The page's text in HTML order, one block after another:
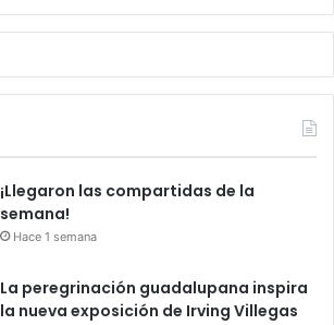
¡Llegaron las compartidas de la
semana!
Hace 1 semana
La peregrinación guadalupana inspira
la nueva exposición de Irving Villegas